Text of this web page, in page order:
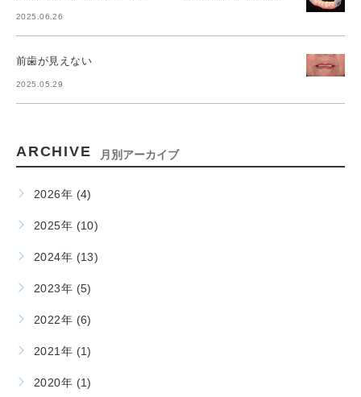
2025.06.26
前歯が見えない
2025.05.29
ARCHIVE 月別アーカイブ
2026年 (4)
2025年 (10)
2024年 (13)
2023年 (5)
2022年 (6)
2021年 (1)
2020年 (1)